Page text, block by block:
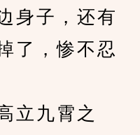
身子，还有
了，惨不忍
九霄之